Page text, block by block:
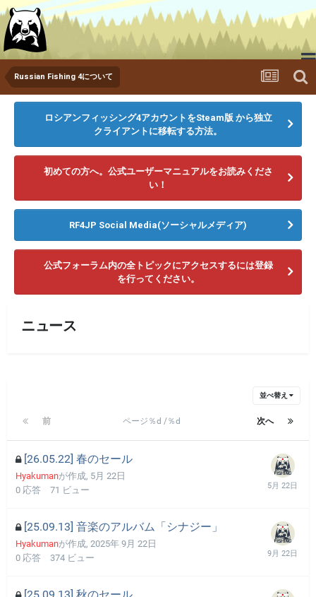
ゲームをダウンロードする ニュース メディア
ランキング フォーラム
Russian Fishing 4について
ロシアンフィッシング4アカウントをSteam版 から独立
クライアントに移転する方法。
初めての方へ。公式ユーザーマニュアルをお読みくださ
い！
RF4JP Social Media(ソーシャルメディア)
公式フォーラム内の全トピックにアクセスするには登録
を行ってください。
ニュース
並べ替え
前 次へ
ページ％d /％d
[26.05.22] 春のセール
Hyakumanが作成, 5月 22日
0 応答 71 ビュー
[25.09.13] 音楽のアルバム「シナジー」
Hyakumanが作成, 2025年 9月 22日
0 応答 374 ビュー
[25.09.13] 秋のセール